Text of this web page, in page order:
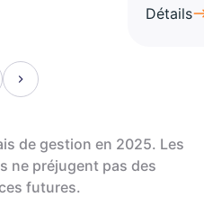
Détails
de gestion en 2025. Les
ne préjugent pas des
futures.